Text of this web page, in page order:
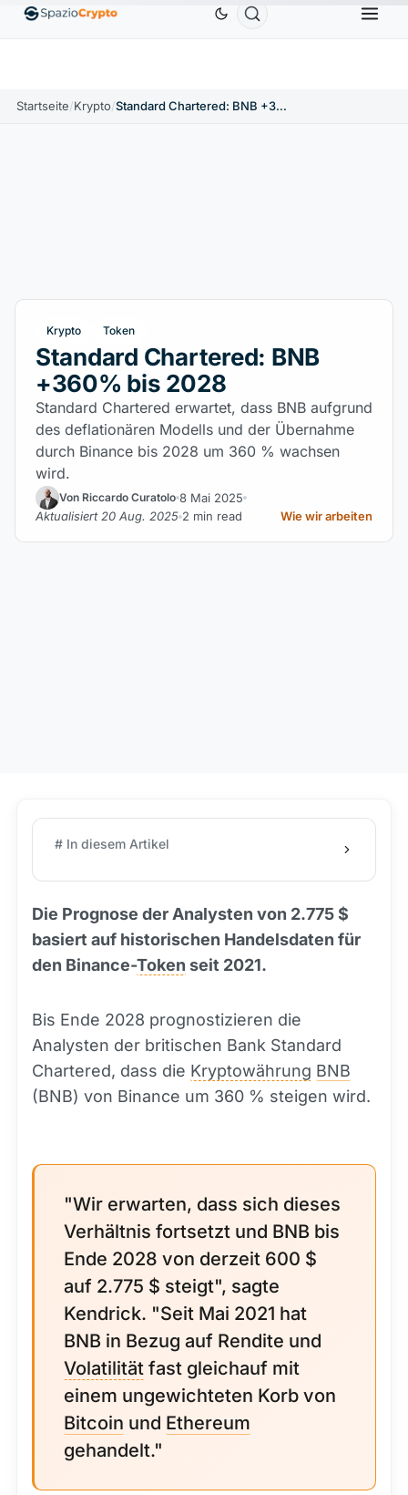
1.880,58 $↑1.90% Tether 0,9991 $↑0.00% ↑2.10%
Startseite/Krypto/ Standard Chartered: BNB +360% bis 2028
Krypto Token
Standard Chartered: BNB
+360% bis 2028
Standard Chartered erwartet, dass BNB aufgrund
des deflationären Modells und der Übernahme
durch Binance bis 2028 um 360 % wachsen
wird.
Von Riccardo Curatolo 8 Mai 2025
Aktualisiert 20 Aug. 2025 2 min read Wie wir arbeiten
# In diesem Artikel
Die Prognose der Analysten von 2.775 $
basiert auf historischen Handelsdaten für
den Binance-Token seit 2021.
Bis Ende 2028 prognostizieren die
Analysten der britischen Bank Standard
Chartered, dass die Kryptowährung BNB
(BNB) von Binance um 360 % steigen wird.
"Wir erwarten, dass sich dieses
Verhältnis fortsetzt und BNB bis
Ende 2028 von derzeit 600 $
auf 2.775 $ steigt", sagte
Kendrick. "Seit Mai 2021 hat
BNB in Bezug auf Rendite und
Volatilität fast gleichauf mit
einem ungewichteten Korb von
Bitcoin und Ethereum
gehandelt."